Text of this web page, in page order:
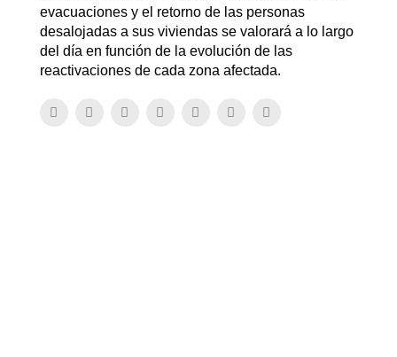
evacuaciones y el retorno de las personas
desalojadas a sus viviendas se valorará a lo largo
del día en función de la evolución de las
reactivaciones de cada zona afectada.